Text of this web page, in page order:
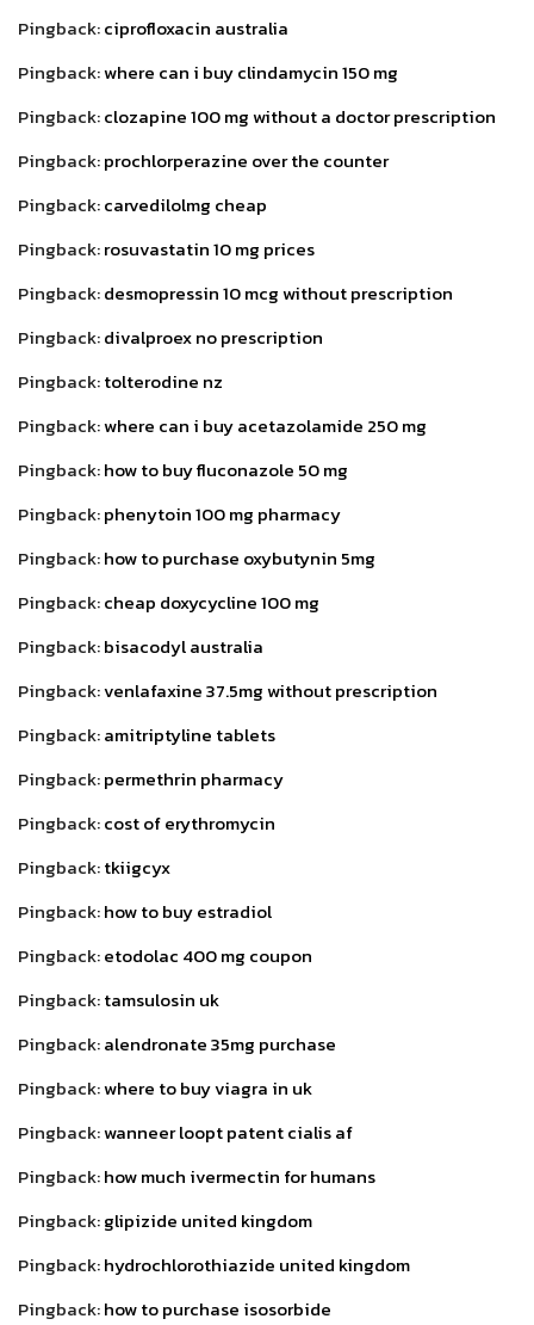
Pingback:ciprofloxacin australia
Pingback:where can i buy clindamycin 150 mg
Pingback:clozapine 100 mg without a doctor prescription
Pingback:prochlorperazine over the counter
Pingback:carvedilolmg cheap
Pingback:rosuvastatin 10 mg prices
Pingback:desmopressin 10 mcg without prescription
Pingback:divalproex no prescription
Pingback:tolterodine nz
Pingback:where can i buy acetazolamide 250 mg
Pingback:how to buy fluconazole 50 mg
Pingback:phenytoin 100 mg pharmacy
Pingback:how to purchase oxybutynin 5mg
Pingback:cheap doxycycline 100 mg
Pingback:bisacodyl australia
Pingback:venlafaxine 37.5mg without prescription
Pingback:amitriptyline tablets
Pingback:permethrin pharmacy
Pingback:cost of erythromycin
Pingback:tkiigcyx
Pingback:how to buy estradiol
Pingback:etodolac 400 mg coupon
Pingback:tamsulosin uk
Pingback:alendronate 35mg purchase
Pingback:where to buy viagra in uk
Pingback:wanneer loopt patent cialis af
Pingback:how much ivermectin for humans
Pingback:glipizide united kingdom
Pingback:hydrochlorothiazide united kingdom
Pingback:how to purchase isosorbide